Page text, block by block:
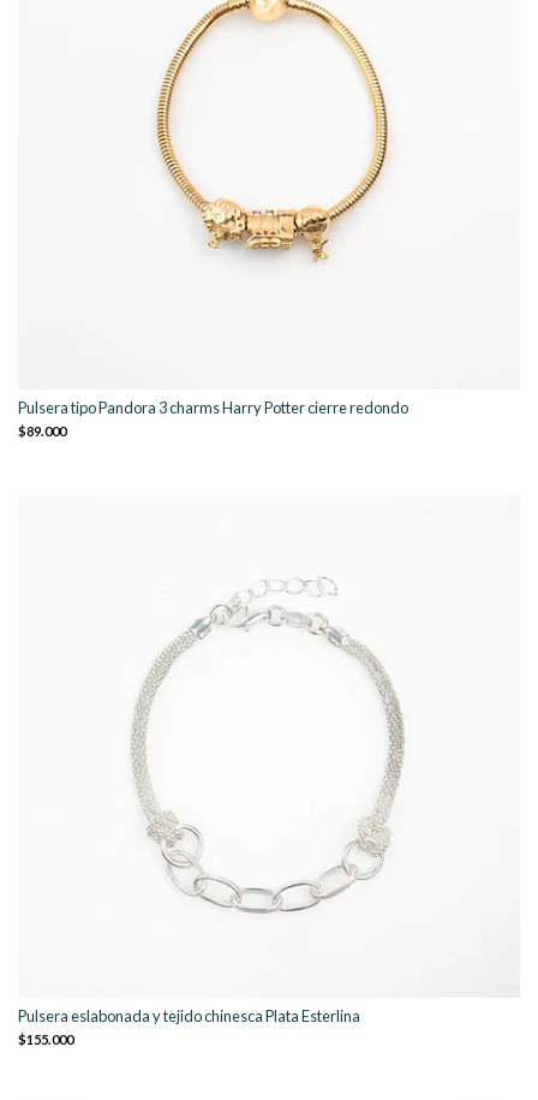
Pulsera tipo Pandora 3 charms Harry Potter cierre redondo
$89.000
Pulsera eslabonada y tejido chinesca Plata Esterlina
$155.000